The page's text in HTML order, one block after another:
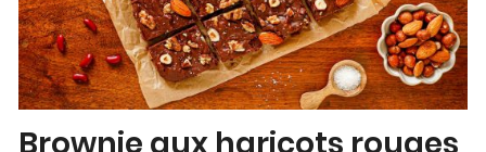
Brownie aux haricots rouges